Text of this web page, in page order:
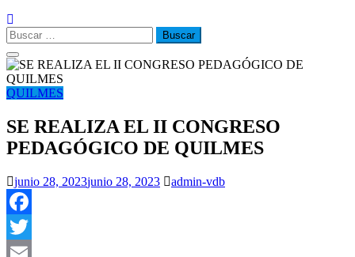
Buscar:
QUILMES
SE REALIZA EL II CONGRESO
PEDAGÓGICO DE QUILMES
junio 28, 2023junio 28, 2023 admin-vdb
Facebook
Twitter